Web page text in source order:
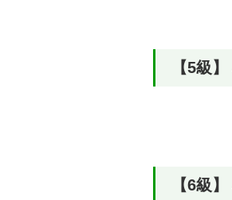
【5級】
【6級】